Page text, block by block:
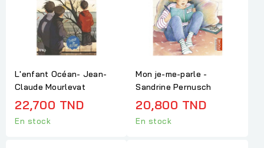
L'enfant Océan- Jean-
Claude Mourlevat
22,700 TND
En stock
Mon je-me-parle -
Sandrine Pernusch
20,800 TND
En stock